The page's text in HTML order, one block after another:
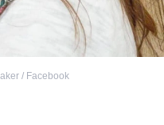
/ Facebook